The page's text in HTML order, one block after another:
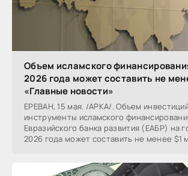
Объем исламского
2026 года может составить не
«Главные новости»
ЕРЕВАН, 15 мая. /АРКА/. Объем
инструменты исламского
Евразийского банка развития (ЕАБР) на
2026 года может составить не менее $1